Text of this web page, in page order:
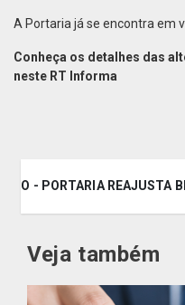
A Portaria já se encontra em
Conheça os detalhes das
neste RT Informa
- PORTARIA REAJUSTA
Veja também